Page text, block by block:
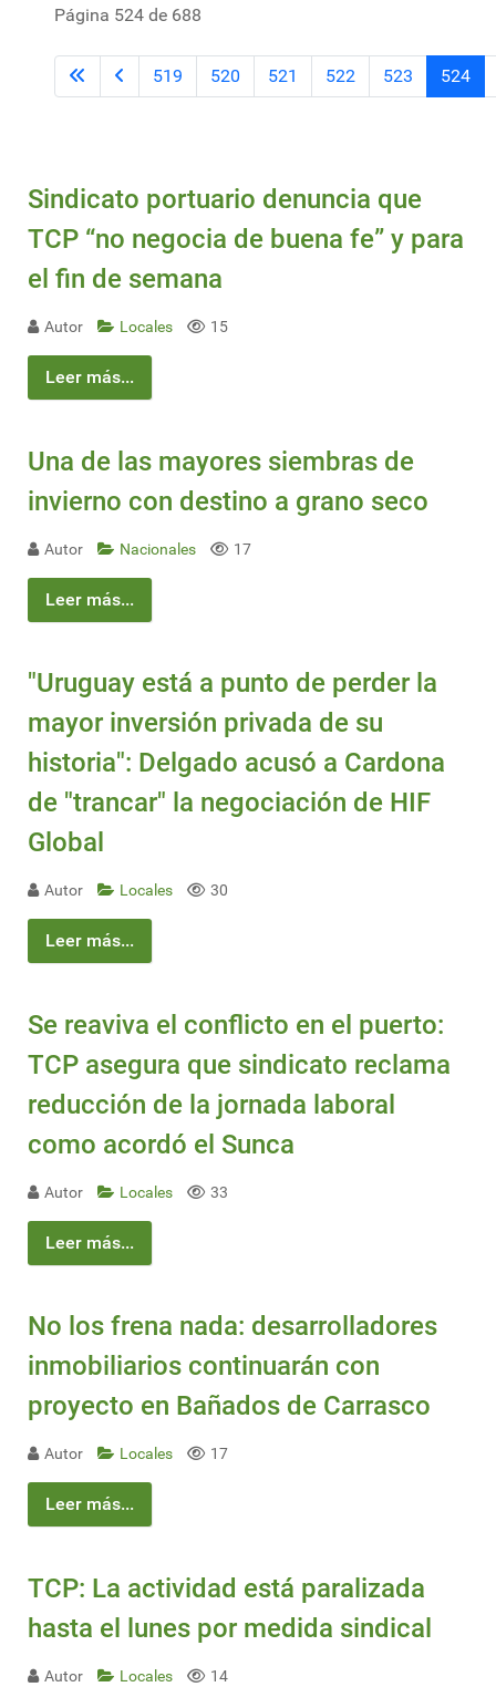
Página 524 de 688
519 520 521 522 523 524
Sindicato portuario denuncia que
TCP “no negocia de buena fe” y para
el fin de semana
Autor Locales 15
Leer más...
Una de las mayores siembras de
invierno con destino a grano seco
Autor Nacionales 17
Leer más...
"Uruguay está a punto de perder la
mayor inversión privada de su
historia": Delgado acusó a Cardona
de "trancar" la negociación de HIF
Global
Autor Locales 30
Leer más...
Se reaviva el conflicto en el puerto:
TCP asegura que sindicato reclama
reducción de la jornada laboral
como acordó el Sunca
Autor Locales 33
Leer más...
No los frena nada: desarrolladores
inmobiliarios continuarán con
proyecto en Bañados de Carrasco
Autor Locales 17
Leer más...
TCP: La actividad está paralizada
hasta el lunes por medida sindical
Autor Locales 14